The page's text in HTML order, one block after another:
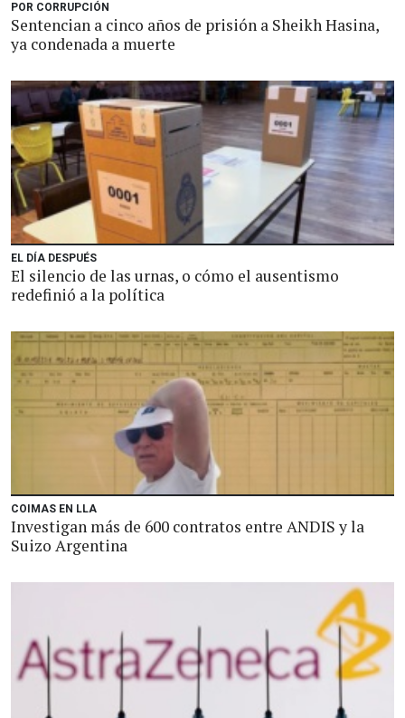
POR CORRUPCIÓN
Sentencian a cinco años de prisión a Sheikh Hasina,
ya condenada a muerte
EL DÍA DESPUÉS
El silencio de las urnas, o cómo el ausentismo
redefinió a la política
COIMAS EN LLA
Investigan más de 600 contratos entre ANDIS y la
Suizo Argentina